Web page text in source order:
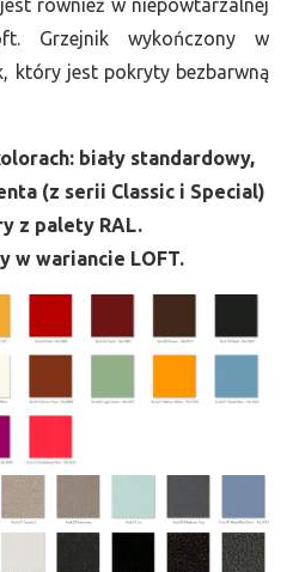
również w niepowtarzalnej
Grzejnik wykończony w
który jest pokryty bezbarwną
biały standardowy,
(z serii Classic i Special)
z palety RAL.
w wariancie LOFT.